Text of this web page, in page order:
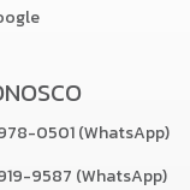
0501 (WhatsApp)
9587 (WhatsApp)